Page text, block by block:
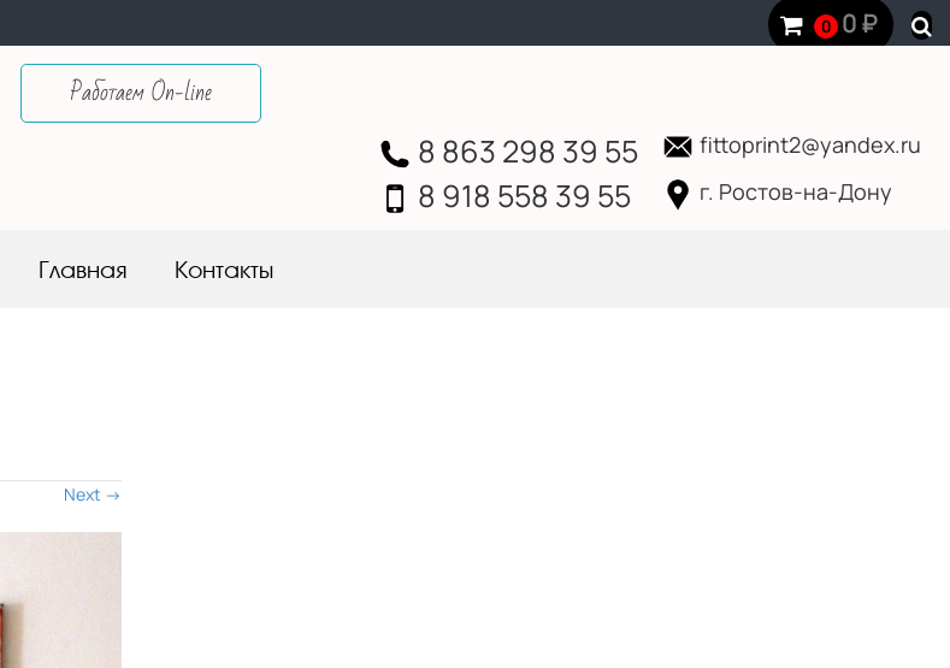
0 0₽
Работаем On-line
8 863 298 39 55
8 918 558 39 55
fittoprint2@yandex.ru
г. Ростов-на-Дону
Skip to content
Главная Контакты
Next →